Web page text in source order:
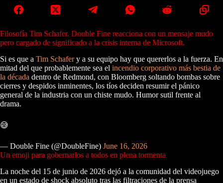
Filosofía Tim Schafer. Double Fine reacciona con un mensaje mudo
pero cargado de significado a la crisis interna de Microsoft.
Si es que a Tim Schafery a su equipo hay que quererlos a la fuerza. En
mitad del que probablemente sea el incendio corporativo más bestia de
la década dentro de Redmond, con Bloomberg soltando bombas sobre
cierres y despidos inminentes, los tíos deciden resumir el pánico
general de la industria con un chiste mudo. Humor sutil frente al
drama.
😅
— Double Fine (@DoubleFine) June 16, 2026
Un emoji para gobernarlos a todos en plena tormenta
La noche del 15 de junio de 2026 dejó a la comunidad del videojuego
en un estado de shock absoluto tras las filtraciones de la prensa